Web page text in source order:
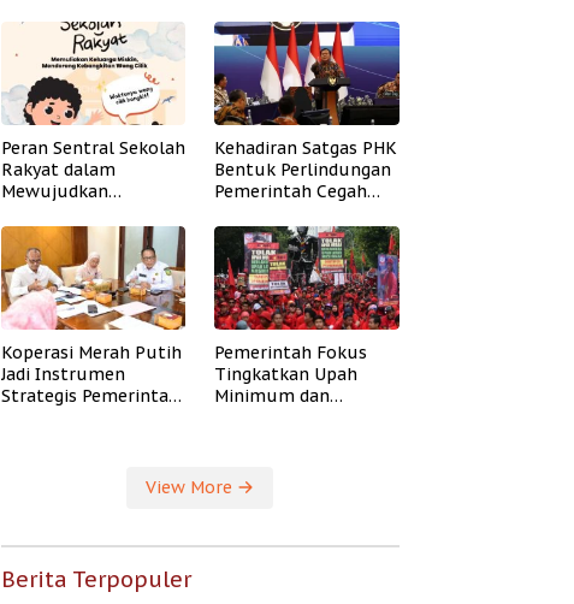
Peran Sentral Sekolah
Rakyat dalam
Mewujudkan
Kehadiran Satgas PHK
Bentuk Perlindungan
Pemerintah Cegah
Koperasi Merah Putih
Jadi Instrumen
Strategis Pemerintah
Pemerintah Fokus
Tingkatkan Upah
Minimum dan
View More
Berita Terpopuler